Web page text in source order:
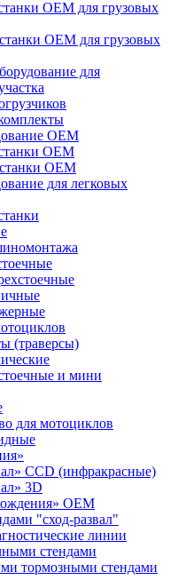
ОЕМ для грузовых
ОЕМ для грузовых
для
ОЕМ
ОЕМ
станки ОЕМ
для легковых
(траверсы)
и мини
для мотоциклов
CCD (инфракрасные)
3D
ОЕМ
"сход-развал"
линии
стендами
тормозными стендами